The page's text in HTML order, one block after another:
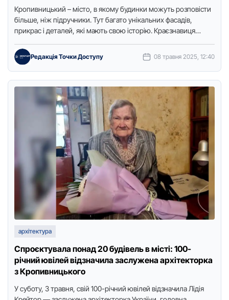
Кропивницький – місто, в якому будинки можуть розповісти
більше, ніж підручники. Тут багато унікальних фасадів,
прикрас і деталей, які мають свою історію. Краєзнавиця
Редакція Точки Доступу 08 травня 2025, 12:40
архітектура
Спроєктувала понад 20 будівель в місті: 100-
річний ювілей відзначила заслужена архітекторка
з Кропивницького
У суботу, 3 травня, свій 100-річний ювілей відзначила Лідія